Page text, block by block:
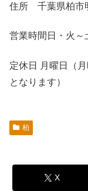
住所 千葉県柏市
営業時間日・火～
定休日 月曜日（
となります）
柏
X